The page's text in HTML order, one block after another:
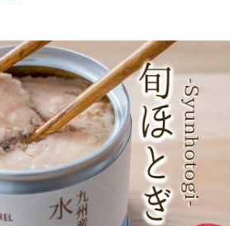
缶詰・瓶詰 魚(缶詰・瓶詰)